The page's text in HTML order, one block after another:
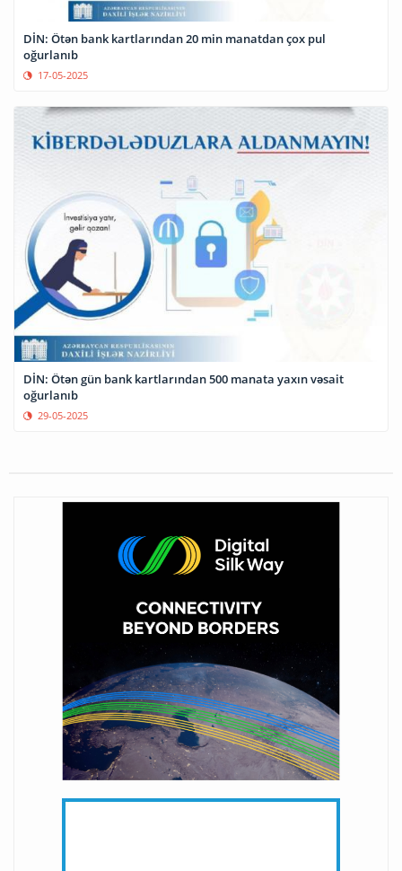
DİN: Ötən bank kartlarından 20 min manatdan çox pul
oğurlanıb
17-05-2025
DİN: Ötən gün bank kartlarından 500 manata yaxın vəsait
oğurlanıb
29-05-2025